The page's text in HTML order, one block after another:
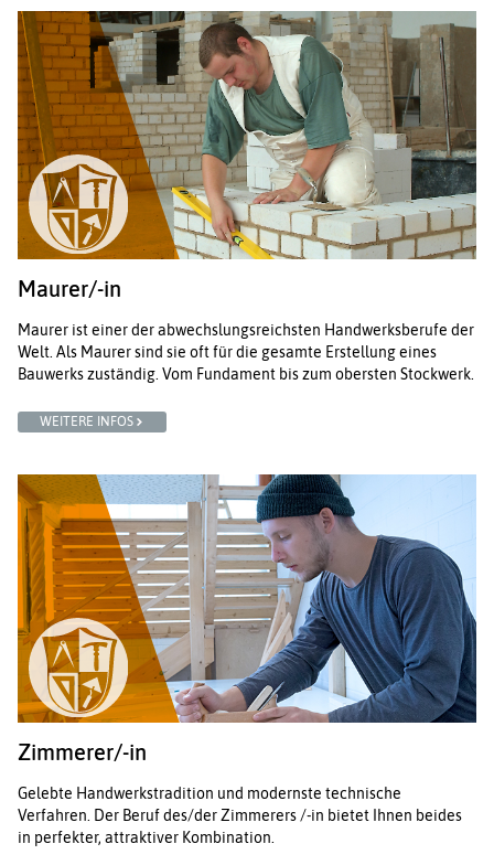
Maurer/-in
Maurer ist einer der abwechslungsreichsten Handwerksberufe der
Welt. Als Maurer sind sie oft für die gesamte Erstellung eines
Bauwerks zuständig. Vom Fundament bis zum obersten Stockwerk.
WEITERE INFOS
Zimmerer/-in
Gelebte Handwerkstradition und modernste technische
Verfahren. Der Beruf des/der Zimmerers /-in bietet Ihnen beides
in perfekter, attraktiver Kombination.